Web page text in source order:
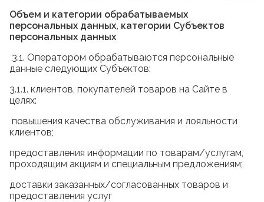
Объем и категории обрабатываемых
персональных данных, категории Субъектов
персональных данных
3.1. Оператором обрабатываются персональные
данные следующих Субъектов:
3.1.1. клиентов, покупателей товаров на Сайте в
целях:
повышения качества обслуживания и лояльности
клиентов;
предоставления информации по товарам/услугам,
проходящим акциям и специальным предложениям;
доставки заказанных/согласованных товаров и
предоставления услуг